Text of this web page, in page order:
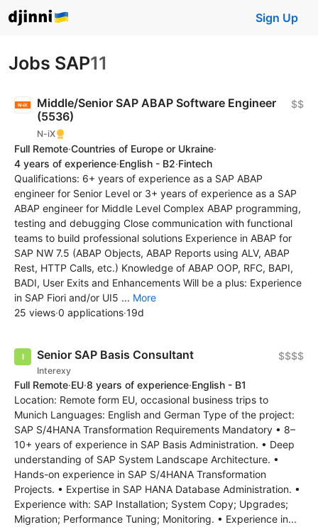
Sign Up
Jobs SAP11
Middle/Senior SAP ABAP Software Engineer
(5536)
N-iX
$$
Full Remote·Countries of Europe or Ukraine·
4 years of experience·English - B2·Fintech
Qualifications: 6+ years of experience as a SAP ABAP
engineer for Senior Level or 3+ years of experience as a SAP
ABAP engineer for Middle Level Complex ABAP programming,
testing and debugging Close communication with functional
teams to build professional solutions Experience in ABAP for
SAP NW 7.5 (ABAP Objects, ABAP Reports using ALV, ABAP
Rest, HTTP Calls, etc.) Knowledge of ABAP OOP, RFC, BAPI,
BADI, User Exits and Enhancements Will be a plus: Experience
in SAP Fiori and/or UI5 ... More
25 views·0 applications·19d
Senior SAP Basis Consultant
Interexy
$$$$
Full Remote·EU·8 years of experience·English - B1
Location: Remote form EU, occasional business trips to
Munich Languages: English and German Type of the project:
SAP S/4HANA Transformation Requirements Mandatory • 8–
10+ years of experience in SAP Basis Administration. • Deep
understanding of SAP System Landscape Architecture. •
Hands-on experience in SAP S/4HANA Transformation
Projects. • Expertise in SAP HANA Database Administration. •
Experience with: SAP Installation; System Copy; Upgrades;
Migration; Performance Tuning; Monitoring. • Experience in...